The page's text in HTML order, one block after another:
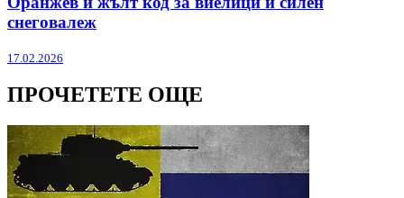
снеговалеж
17.02.2026
ПРОЧЕТЕТЕ ОЩЕ